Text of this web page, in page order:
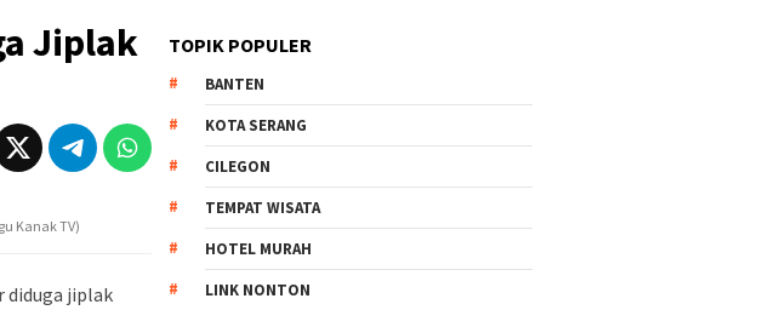
Jiplak
Kanak TV)
diduga jiplak
TOPIK POPULER
BANTEN
KOTA SERANG
CILEGON
TEMPAT WISATA
HOTEL MURAH
LINK NONTON